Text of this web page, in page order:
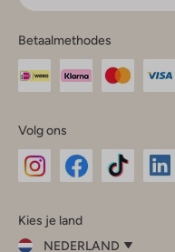
Betaalmethodes
Volg ons
InstagramFacebook
Kies je land
NEDERLAND